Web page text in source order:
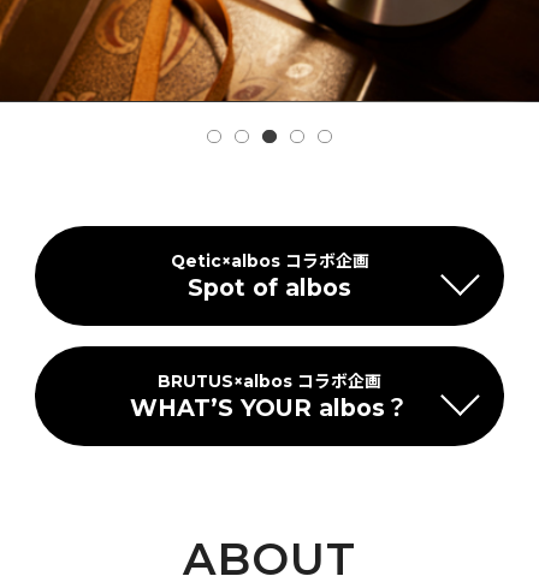
Qetic×albosコラボ企画
Spot of albos
BRUTUS×albos コラボ企画
WHAT’S YOUR albos？
ABOUT